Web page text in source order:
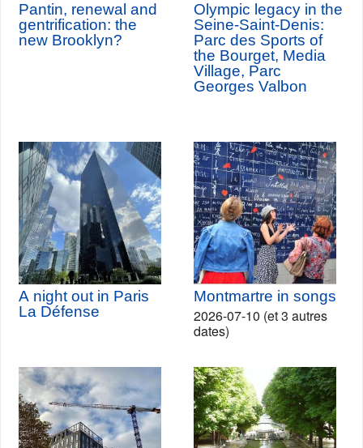
Pantin, renewal and
gentrification: the
new Brooklyn?
Olympic legacy in the
Seine-Saint-Denis:
Parc des Sports of
the Bourget, Media
Village, Parc
Georges Valbon
A night out in Paris
La Défense
Montmartre in songs
2026-07-10 (et 3 autres
dates)